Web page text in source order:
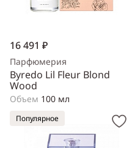
16 491 ₽
Парфюмерия
Byredo Lil Fleur Blond
Wood
Объем 100 мл
Популярное